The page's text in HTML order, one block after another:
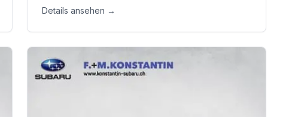
Details ansehen →